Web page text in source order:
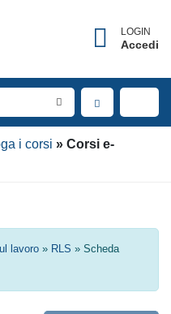
LOGIN
Accedi
i corsi
Corsi e-
lavoro » RLS » Scheda